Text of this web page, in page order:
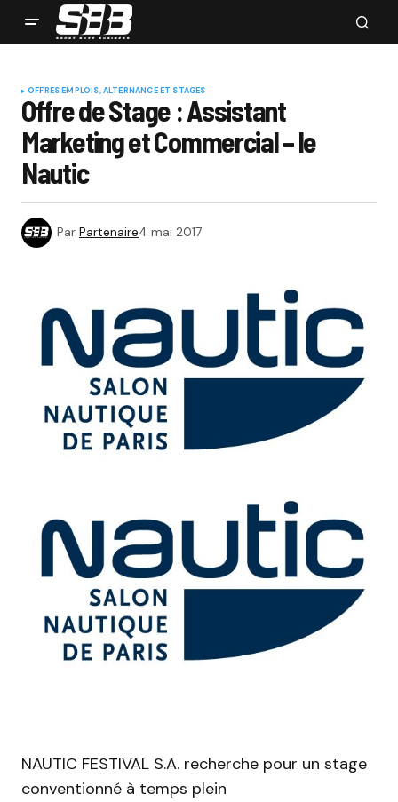
OFFRES EMPLOIS, ALTERNANCE ET STAGES
Offre de Stage : Assistant
Marketing et Commercial – le
Nautic
Par Partenaire4 mai 2017
NAUTIC FESTIVAL S.A. recherche pour un stage
conventionné à temps plein